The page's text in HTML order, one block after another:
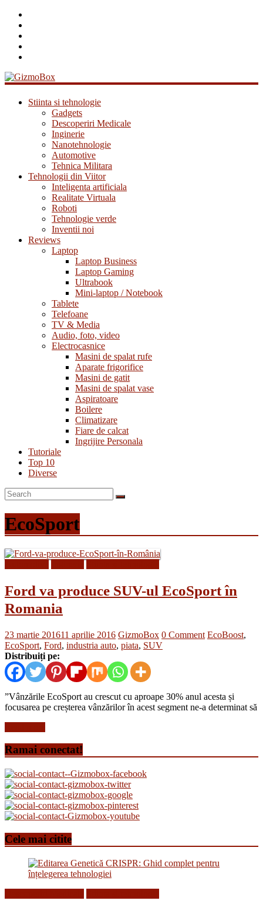
GizmoBox
Stiinta si tehnologie
Gadgets
Descoperiri Medicale
Inginerie
Nanotehnologie
Automotive
Tehnica Militara
Tehnologii din Viitor
Inteligenta artificiala
Realitate Virtuala
Roboti
Tehnologie verde
Inventii noi
Reviews
Laptop
Laptop Business
Laptop Gaming
Ultrabook
Mini-laptop / Notebook
Tablete
Telefoane
TV & Media
Audio, foto, video
Electrocasnice
Masini de spalat rufe
Aparate frigorifice
Masini de gatit
Masini de spalat vase
Aspiratoare
Boilere
Climatizare
Fiare de calcat
Ingrijire Personala
Tutoriale
Top 10
Diverse
EcoSport
Ford va produce SUV-ul EcoSport în
Romania
23 martie 201611 aprilie 2016 GizmoBox 0 Comment EcoBoost,
EcoSport, Ford, industria auto, piata, SUV
Distribuiți pe:
”Vânzările EcoSport au crescut cu aproape 30% anul acesta și
focusarea pe creșterea vânzărilor în acest segment ne-a determinat să
Ramai conectat!
Cele mai citite